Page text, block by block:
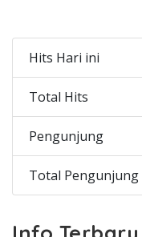
Hits Hari ini
Total Hits
Pengunjung
Total Pengunjung